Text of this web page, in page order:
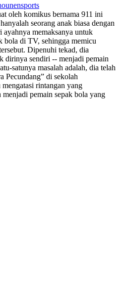
sports
oleh komikus bernama 911 ini
seorang anak biasa dengan
ayahnya memaksanya untuk
bola di TV, sehingga memicu
Dipenuhi tekad, dia
dirinya sendiri -- menjadi pemain
satunya masalah adalah, dia telah
Pecundang” di sekolah
rintangan yang
pemain sepak bola yang